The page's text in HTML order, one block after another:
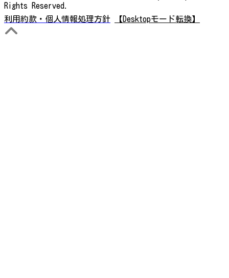
Rights Reserved.
利用約款・個人情報処理方針
【Desktopモード転換】